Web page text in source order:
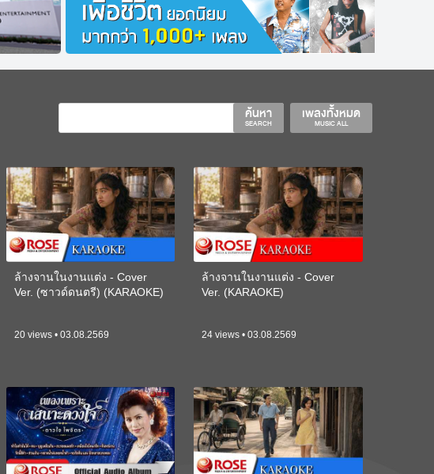
เพลงทั้งหมด
MUSIC ALL
ค้นหา
SEARCH
ล้างจานในงานแต่ง - Cover
Ver. (ซาวด์ดนตรี) (KARAOKE)
20 views • 03.08.2569
ล้างจานในงานแต่ง - Cover
Ver. (KARAOKE)
24 views • 03.08.2569